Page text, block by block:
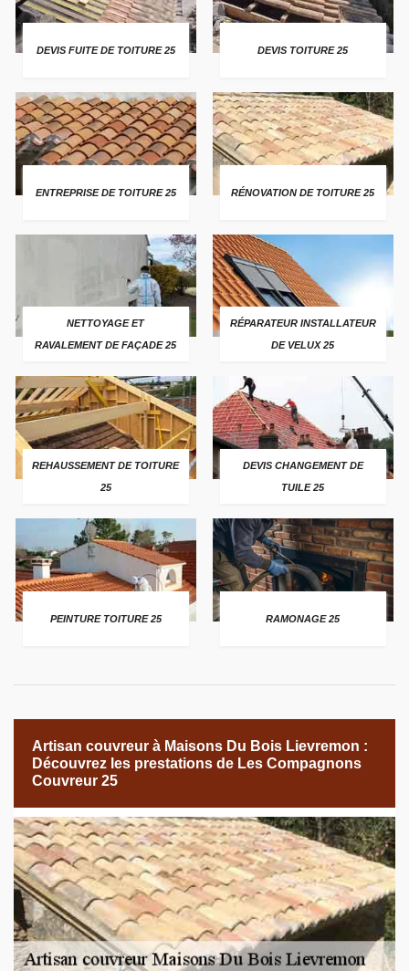
DEVIS FUITE DE TOITURE 25 DEVIS TOITURE 25
ENTREPRISE DE TOITURE 25 RÉNOVATION DE TOITURE 25
NETTOYAGE ET
RAVALEMENT DE FAÇADE 25
RÉPARATEUR INSTALLATEUR
DE VELUX 25
REHAUSSEMENT DE TOITURE
25
DEVIS CHANGEMENT DE
TUILE 25
PEINTURE TOITURE 25 RAMONAGE 25
Artisan couvreur à Maisons Du Bois Lievremon :
Découvrez les prestations de Les Compagnons
Couvreur 25